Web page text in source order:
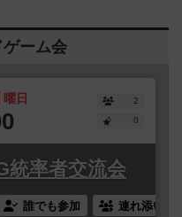
ーム会
曜日
2
0
統率者交流会
誰でも参加 連れ添い登